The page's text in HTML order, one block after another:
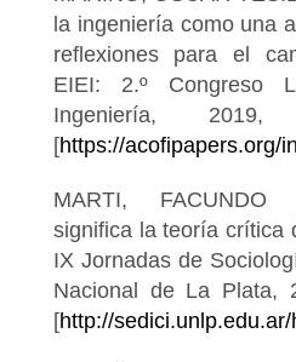
la ingeniería como una
reflexiones para el
EIEI: 2.º Congreso
Ingeniería,
[https://acofipapers.org/
MARTI, FACUNDO
significa la teoría crítica
IX Jornadas de
Nacional de La Plata,
[http://